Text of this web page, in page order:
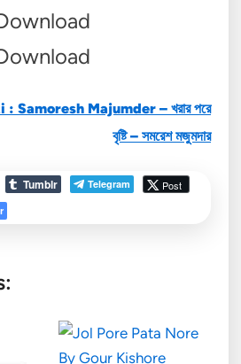
Samoresh Majumder – খরার পরে
বৃষ্টি – সমরেশ মজুমদার
Tumblr Telegram Post